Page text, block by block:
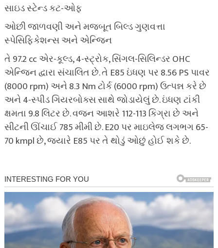
સાઇડ સ્ટેન્ડ કટ-ઓફ
ઓછી જાળવણી અને મજબૂત બિલ્ડ ગુણવત્તા
સ્પેસિફિકેશન્સ અને એન્જિન
તે 97.2 cc એર-કૂલ્ડ, 4-સ્ટ્રોક, સિંગલ-સિલિન્ડર OHC
એન્જિન દ્વારા સંચાલિત છે. તે E85 ઇંધણ પર 8.56 PS પાવર
(8000 rpm) અને 8.3 Nm ટોર્ક (6000 rpm) ઉત્પન્ન કરે છે
અને 4-સ્પીડ ગિયરબોક્સ સાથે જોડાયેલું છે. ઇંધણ ટાંકી
ક્ષમતા 9.8 લિટર છે. વજન આશરે 112-113 કિગ્રા છે અને
સીટની ઊંચાઈ 785 મીમી છે. E20 પર માઇલેજ લગભગ 65-
70 kmpl છે, જ્યારે E85 પર તે થોડું ઓછું હોઈ શકે છે.